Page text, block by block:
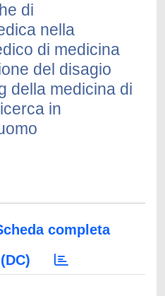
di
nella
di medicina
del disagio
della medicina di
in
completa